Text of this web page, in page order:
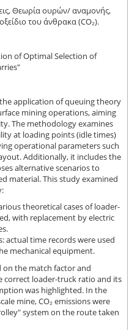
Θεωρία ουρών/ αναμονής,
του άνθρακα (CO₂).
of Optimal Selection of
application of queuing theory
mining operations, aiming
The methodology examines
at loading points (idle times)
operational parameters such
Additionally, it includes the
alternative scenarios to
material. This study examined
theoretical cases of loader-
with replacement by electric
actual time records were used
mechanical equipment.
on the match factor and
loader-truck ratio and its
was highlighted. In the
mine, CO₂ emissions were
system on the route taken